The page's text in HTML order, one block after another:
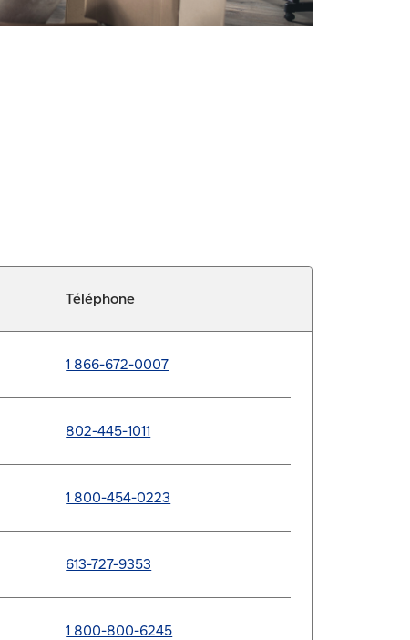
Téléphone
1 866-672-0007
802-445-1011
1 800-454-0223
613-727-9353
1 800-800-6245